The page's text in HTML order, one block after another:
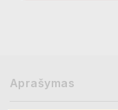
Aprašymas